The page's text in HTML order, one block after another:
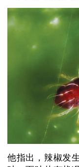
他指出，辣椒发